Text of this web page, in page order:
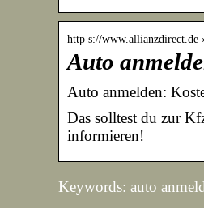
http s://www.allianzdirect.de
Auto
Auto anmelden:
Das solltest du zur
informieren!
Keywords: auto